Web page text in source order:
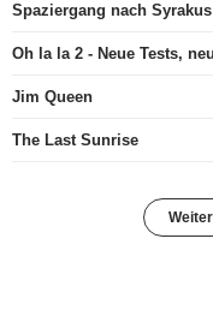
Spaziergang nach Syrakus
Oh la la 2 - Neue Tests,
Jim Queen
The Last Sunrise